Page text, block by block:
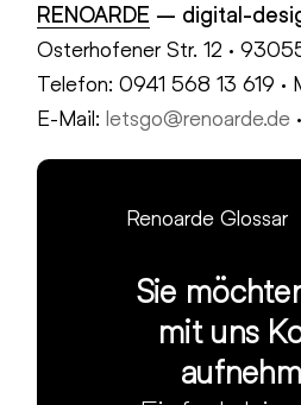
RENOARDE – digital-
Osterhofener Str. 12 ·
Telefon: 0941 568 13 619 ·
E-Mail:letsgo@renoarde.de
Renoarde Glossar
Sie
mit uns